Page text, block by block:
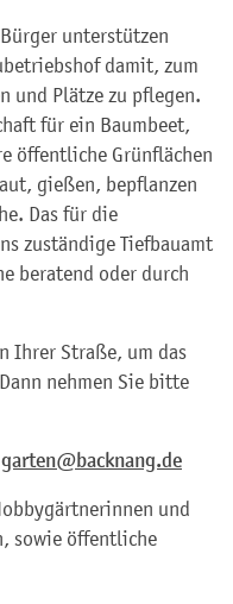
unterstützen
damit, zum
und Plätze zu pflegen.
für ein Baumbeet,
öffentliche Grünflächen
gießen, bepflanzen
Das für die
zuständige Tiefbauamt
beratend oder durch
Ihrer Straße, um das
nehmen Sie bitte
garten@backnang.de
und
sowie öffentliche